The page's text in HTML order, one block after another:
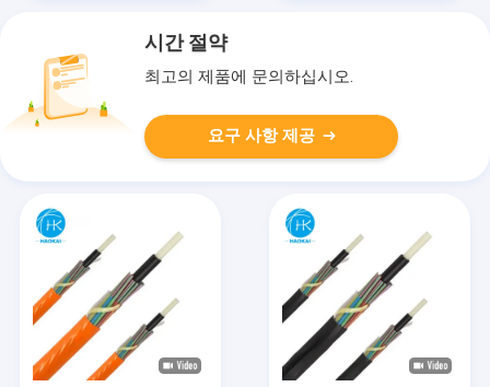
시간 절약
최고의 제품에 문의하십시오.
요구 사항 제공